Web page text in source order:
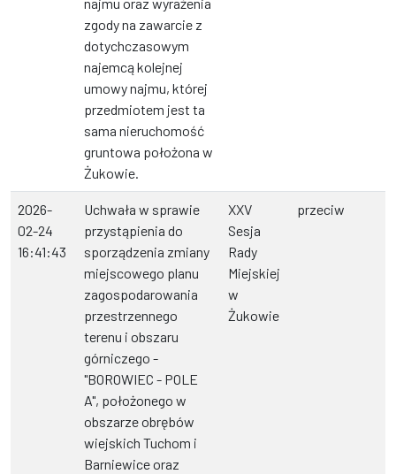
zgody na zawarcie z
dotychczasowym
najemcą kolejnej
umowy najmu, której
przedmiotem jest ta
sama nieruchomość
gruntowa położona w
Żukowie.
2026-
02-24
16:41:43
Uchwała w sprawie
przystąpienia do
sporządzenia zmiany
miejscowego planu
zagospodarowania
przestrzennego
terenu i obszaru
górniczego -
"BOROWIEC - POLE
A", położonego w
obszarze obrębów
wiejskich Tuchom i
Barniewice oraz
XXV
Sesja
Rady
Miejskiej
w
Żukowie
przeciw